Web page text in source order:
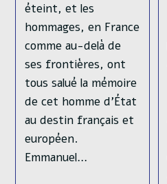
éteint, et les
hommages, en France
comme au-delà de
ses frontières, ont
tous salué la mémoire
de cet homme d’État
au destin français et
européen.
Emmanuel…